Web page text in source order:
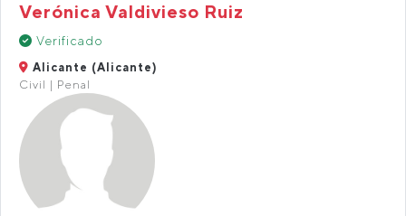
Verónica Valdivieso Ruiz
Verificado
Alicante (Alicante)
Civil | Penal